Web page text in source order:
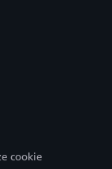
cookie